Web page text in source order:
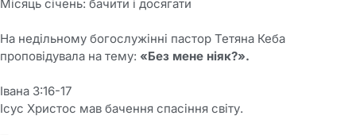
Місяць січень: бачити і досягати
На недільному богослужінні пастор Тетяна Кеба
проповідувала на тему: «Без мене ніяк?».
Івана 3:16-17
Ісус Христос мав бачення спасіння світу.